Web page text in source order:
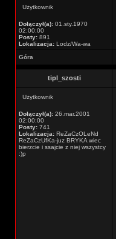
Użytkownik
Dołączył(a): 01.sty.1970
02:00:00
Posty: 891
Lokalizacja: Lodz/Wa-wa
Góra
tipl_szosti
Użytkownik
Dołączył(a): 26.mar.2001
02:00:00
Posty: 741
Lokalizacja: ReZaCzOLeNd
ReZaCzUfKa-juz BRYKA wiec
bierzcie i ssajcie z niej wszystcy
:)p